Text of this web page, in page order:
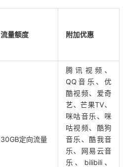
流量额度 附加优惠
30GB定向流量
腾讯视频、
QQ音乐、优
酷视频、爱奇
艺、芒果TV、
咪咕音乐、咪
咕视频、酷狗
音乐、酷我音
乐、网易云音
乐、bilibili、